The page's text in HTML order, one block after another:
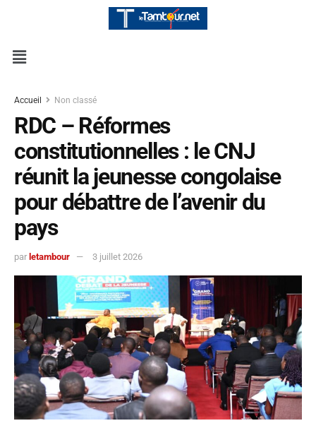
Accueil Non classé
RDC – Réformes
constitutionnelles : le CNJ
réunit la jeunesse congolaise
pour débattre de l’avenir du
pays
par letambour 3 juillet 2026